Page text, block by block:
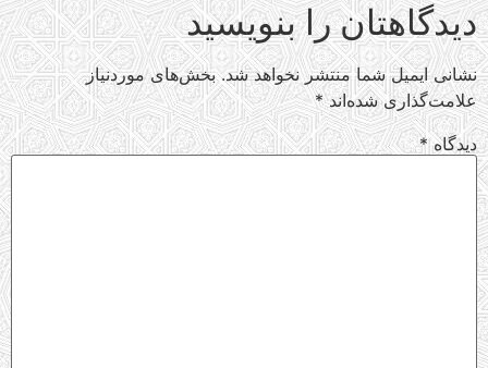
دیدگاهتان را بنویسید
نشانی ایمیل شما منتشر نخواهد شد. بخش‌های موردنیاز
علامت‌گذاری شده‌اند*
دیدگاه*